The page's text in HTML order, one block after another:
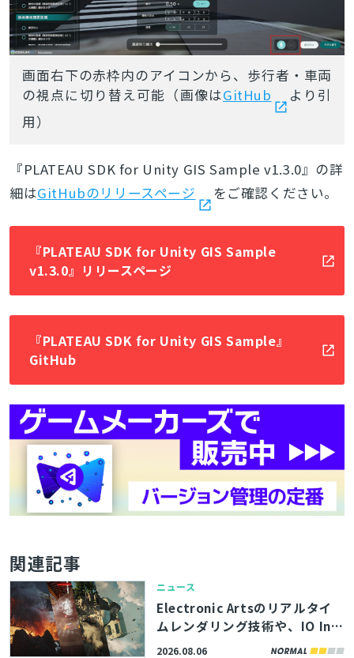
画面右下の赤枠内のアイコンから、歩行者・車両
の視点に切り替え可能（画像はGitHub
より引
用）
『PLATEAU SDK for Unity GIS Sample v1.3.0』の詳
細はGitHubのリリースページ をご確認ください。
『PLATEAU SDK for Unity GIS Sample
v1.3.0』リリースページ
『PLATEAU SDK for Unity GIS Sample』
GitHub
関連記事
ニュース
Electronic Artsのリアルタイ
ムレンダリング技術や、IO Int
eractive内製エンジンのボリュ
2026.08.06